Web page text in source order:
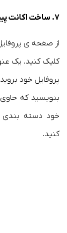
۷. ساخت اکانت پینترست
پروفایل خود
بنویسید که
خود دسته بندی
کنید.